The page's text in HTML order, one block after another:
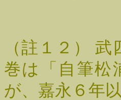
（註１２）
武
巻は「自筆松
が、嘉永６年